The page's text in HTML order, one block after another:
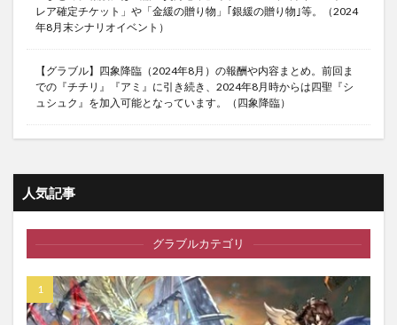
レア確定チケット」や「金緩の贈り物」｢銀緩の贈り物｣等。（2024
年8月末シナリオイベント）
【グラブル】四象降臨（2024年8月）の報酬や内容まとめ。前回ま
での『チチリ』『アミ』に引き続き、2024年8月時からは四聖『シ
ュシュク』を加入可能となっています。（四象降臨）
人気記事
グラブルカテゴリ